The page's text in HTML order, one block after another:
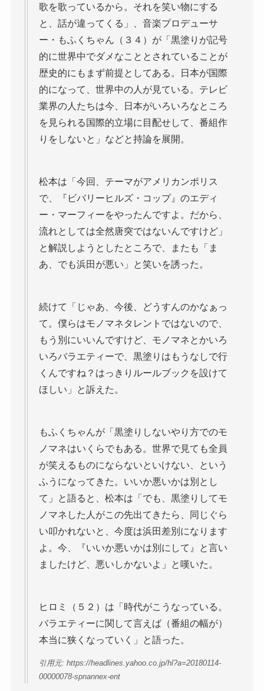
歌を歌っているから。それを笑い物にする
と、話が違ってくる」、音楽プロデューサ
ー・もふくちゃん（３４）が「黒塗りが記号
的に世界中でダメなこととされていることが
歴史的にもまず前提としてある。日本が国際
的になって、世界中の人が見ている。テレビ
業界の人たちは今、日本がいろいろなところ
を見られる国際的立場に目配せして、番組作
りをしないと」などと持論を展開。
松本は「今回、テーマがアメリカンポリス
で、『ビバリーヒルズ・コップ』のエディ
ー・マーフィーをやったんですよ。だから、
流れとしては全然唐突ではないんですけど」
と解説しようとしたところで、またも「ま
あ、でも浜田が悪い」と笑いを誘った。
続けて「じゃあ、今後、どうすんのかなぁっ
て。僕らはモノマネタレントではないので、
もう別にいいんですけど、モノマネとかいろ
いろバラエティーで、黒塗りはもうなしで行
くんですね？はっきりルールブックを設けて
ほしい」と訴えた。
もふくちゃんが「黒塗りしないやり方でのモ
ノマネはいくらでもある。世界で見ても全員
が笑えるものにならないといけない、という
ふうになってきた。いいか悪いかは別とし
て」と語ると、松本は「でも、黒塗りしてモ
ノマネした人がこの先出てきたら、同じぐら
い叩かれないと、今度は浜田差別になります
よ。今、『いいか悪いかは別にして』と言い
ましたけど、悪いしかないよ」と嘆いた。
ヒロミ（５２）は「時代がこうなっている。
バラエティーに関して言えば（番組の幅が）
本当に狭くなっていく」と語った。
引用元: https://headlines.yahoo.co.jp/hl?a=20180114-
00000078-spnannex-ent